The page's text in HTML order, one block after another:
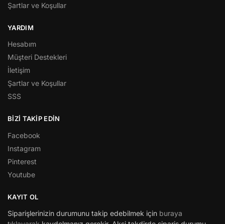
Şartlar ve Koşullar
YARDIM
Hesabım
Müşteri Destekleri
İletişim
Şartlar ve Koşullar
SSS
BİZİ TAKİP EDİN
Facebook
Instagram
Pinterest
Youtube
KAYIT OL
Siparişlerinizin durumunu takip edebilmek için buraya